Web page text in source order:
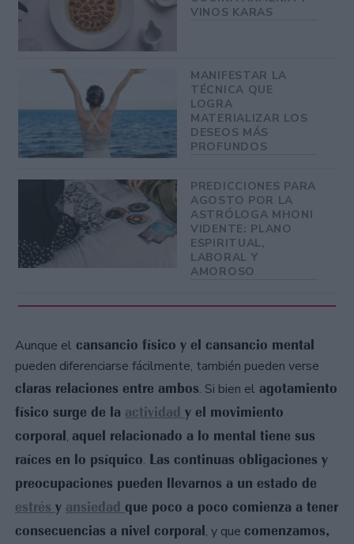
VINOS KARAS
MANIFESTAR LA
TÉCNICA QUE
LOGRA
MATERIALIZAR LOS
DESEOS MÁS
PROFUNDOS
PREDICCIONES PARA
AGOSTO POR LA
ASTRÓLOGA MHONI
VIDENTE: PLANO
ESPIRITUAL,
LABORAL Y
AMOROSO
Aunque el cansancio físico y el cansancio mental
pueden diferenciarse fácilmente, también pueden verse
claras relaciones entre ambos. Si bien el agotamiento
físico surge de la actividad y el movimiento
corporal, aquel relacionado a lo mental tiene sus
raíces en lo psíquico. Las continuas obligaciones y
preocupaciones pueden llevarnos a un estado de
estrés y ansiedad que poco a poco comienza a tener
consecuencias a nivel corporal, y que comenzamos,